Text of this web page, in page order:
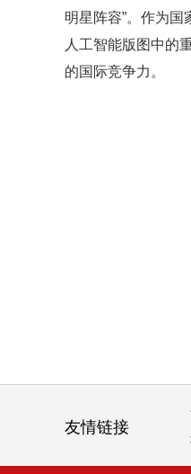
明星阵容”。作为
人工智能版图中的
的国际竞争力。
友情链接